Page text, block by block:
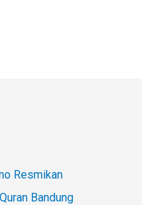
Resmikan
Bandung